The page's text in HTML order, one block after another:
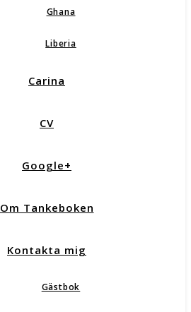
Ghana
Liberia
Carina
CV
Google+
Om Tankeboken
Kontakta mig
Gästbok